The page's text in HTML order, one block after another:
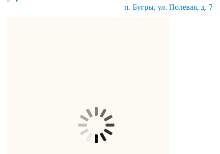
п. Бугры, ул. Полевая, д. 7